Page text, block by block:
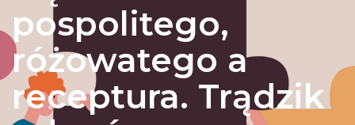
pospolitego,
różowatego a
receptura. Trądzik